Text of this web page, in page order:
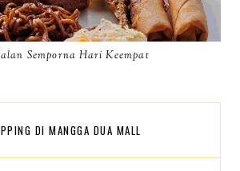
Semporna Hari Keempat
DI MANGGA DUA MALL